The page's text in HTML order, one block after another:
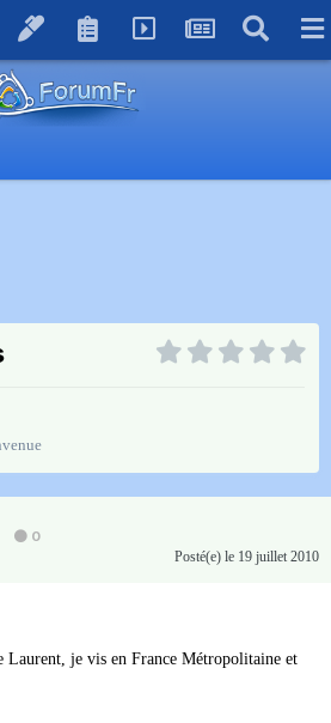
0
Posté(e) le 19 juillet 2010
Laurent, je vis en France Métropolitaine et